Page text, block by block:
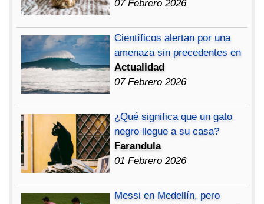
07 Febrero 2026
Científicos alertan por una
amenaza sin precedentes en
Actualidad
07 Febrero 2026
¿Qué significa que un gato
negro llegue a su casa?
Farandula
01 Febrero 2026
Messi en Medellín, pero